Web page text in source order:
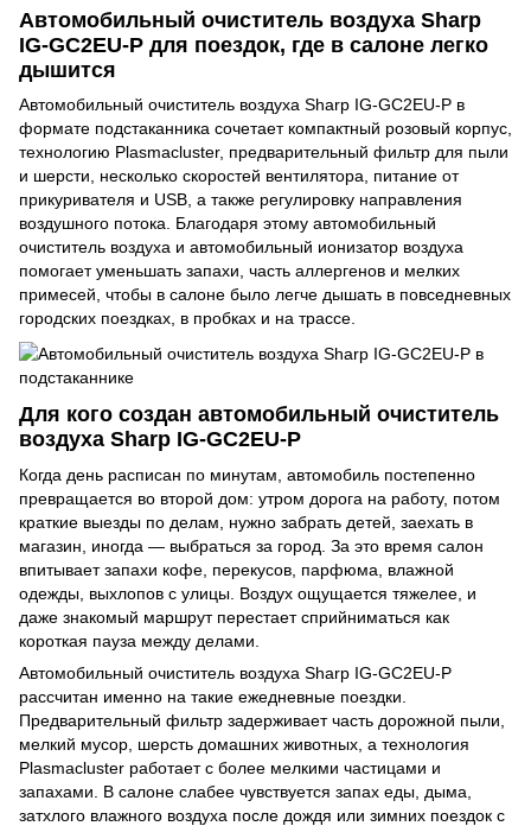
Автомобильный очиститель воздуха Sharp
IG-GC2EU-P для поездок, где в салоне легко
дышится
Автомобильный очиститель воздуха Sharp IG-GC2EU-P в
формате подстаканника сочетает компактный розовый корпус,
технологию Plasmacluster, предварительный фильтр для пыли
и шерсти, несколько скоростей вентилятора, питание от
прикуривателя и USB, а также регулировку направления
воздушного потока. Благодаря этому автомобильный
очиститель воздуха и автомобильный ионизатор воздуха
помогает уменьшать запахи, часть аллергенов и мелких
примесей, чтобы в салоне было легче дышать в повседневных
городских поездках, в пробках и на трассе.
Для кого создан автомобильный очиститель
воздуха Sharp IG-GC2EU-P
Когда день расписан по минутам, автомобиль постепенно
превращается во второй дом: утром дорога на работу, потом
краткие выезды по делам, нужно забрать детей, заехать в
магазин, иногда — выбраться за город. За это время салон
впитывает запахи кофе, перекусов, парфюма, влажной
одежды, выхлопов с улицы. Воздух ощущается тяжелее, и
даже знакомый маршрут перестает сприйниматься как
короткая пауза между делами.
Автомобильный очиститель воздуха Sharp IG-GC2EU-P
рассчитан именно на такие ежедневные поездки.
Предварительный фильтр задерживает часть дорожной пыли,
мелкий мусор, шерсть домашних животных, а технология
Plasmacluster работает с более мелкими частицами и
запахами. В салоне слабее чувствуется запах еды, дыма,
затхлого влажного воздуха после дождя или зимних поездок с